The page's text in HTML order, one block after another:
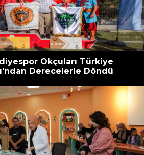
Okçuları Türkiye
Derecelerle Döndü